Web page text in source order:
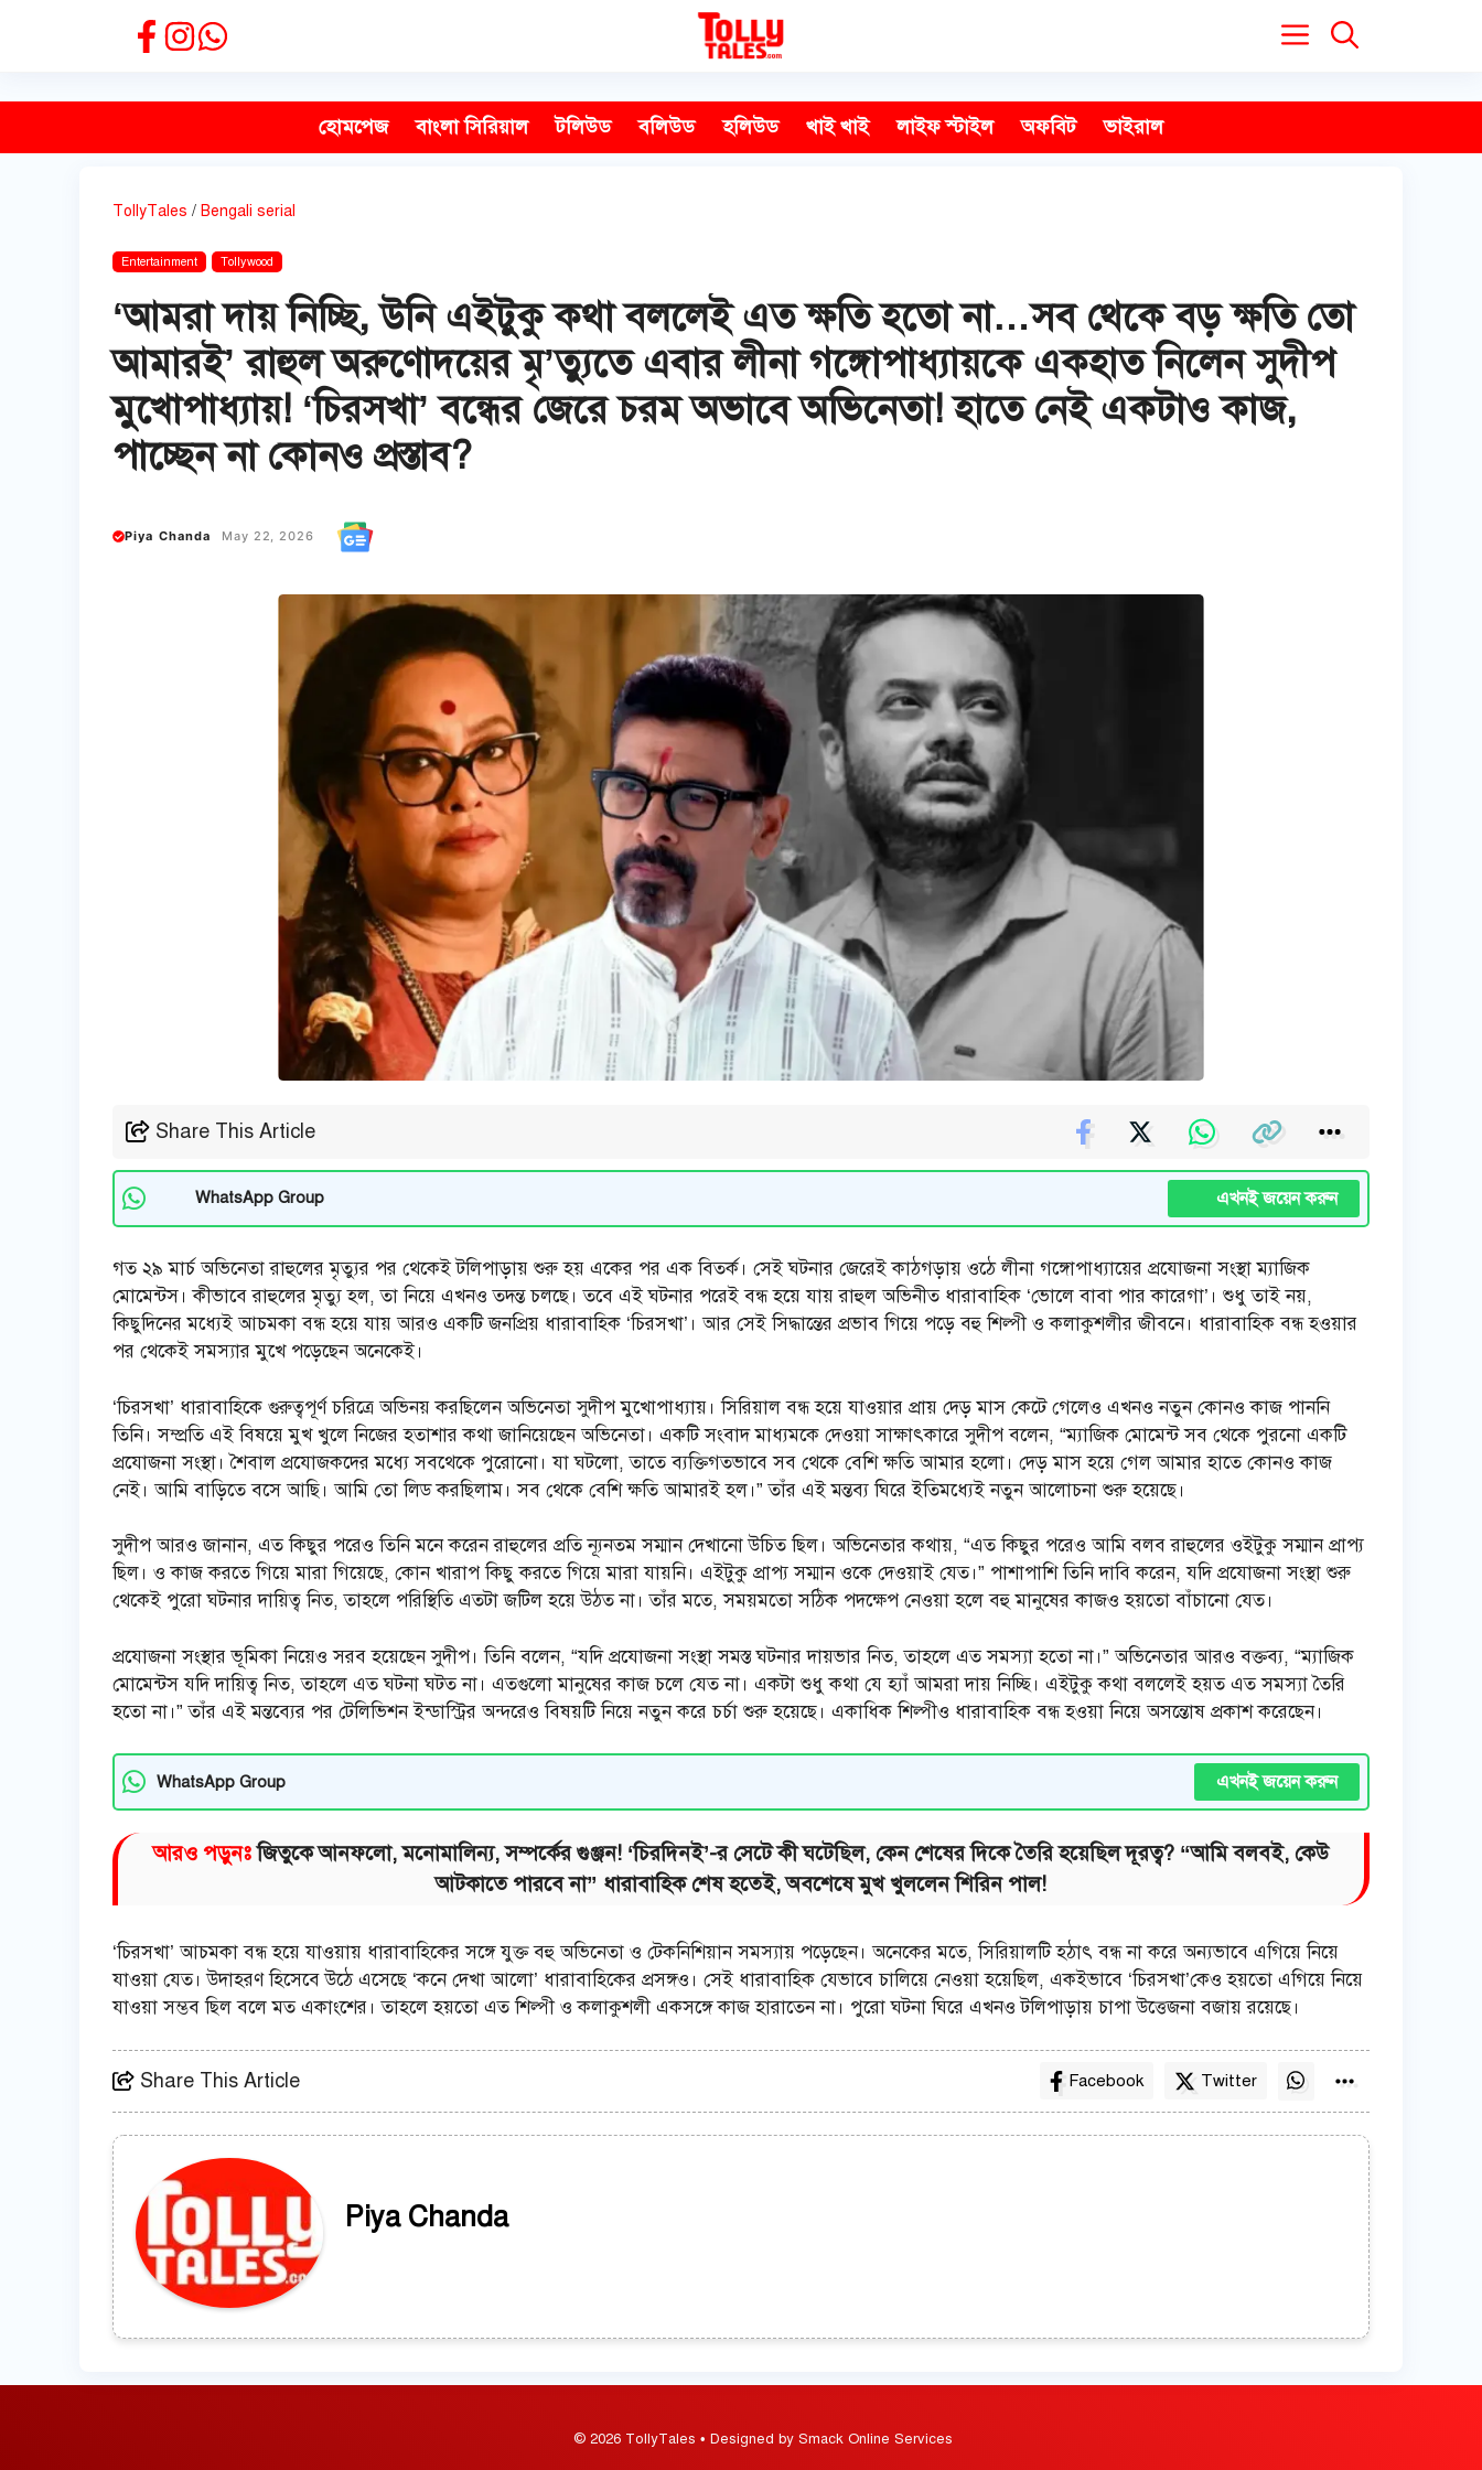
হোমপেজ বাংলা সিরিয়াল টলিউড বলিউড হলিউড খাই খাই লাইফ স্টাইল অফবিট ভাইরাল
TollyTales / Bengali serial
Entertainment Tollywood
‘আমরা দায় নিচ্ছি, উনি এইটুকু কথা বললেই এত ক্ষতি হতো না…সব থেকে বড় ক্ষতি তো
আমারই’ রাহুল অরুণোদয়ের মৃ’ত্যুতে এবার লীনা গঙ্গোপাধ্যায়কে একহাত নিলেন সুদীপ
মুখোপাধ্যায়! ‘চিরসখা’ বন্ধের জেরে চরম অভাবে অভিনেতা! হাতে নেই একটাও কাজ,
পাচ্ছেন না কোনও প্রস্তাব?
Piya Chanda May 22, 2026
Share This Article
WhatsApp Group এখনই জয়েন করুন
গত ২৯ মার্চ অভিনেতা রাহুলের মৃত্যুর পর থেকেই টলিপাড়ায় শুরু হয় একের পর এক বিতর্ক। সেই ঘটনার জেরেই কাঠগড়ায় ওঠে লীনা গঙ্গোপাধ্যায়ের প্রযোজনা সংস্থা ম্যাজিক
মোমেন্টস। কীভাবে রাহুলের মৃত্যু হল, তা নিয়ে এখনও তদন্ত চলছে। তবে এই ঘটনার পরেই বন্ধ হয়ে যায় রাহুল অভিনীত ধারাবাহিক ‘ভোলে বাবা পার কারেগা’। শুধু তাই নয়,
কিছুদিনের মধ্যেই আচমকা বন্ধ হয়ে যায় আরও একটি জনপ্রিয় ধারাবাহিক ‘চিরসখা’। আর সেই সিদ্ধান্তের প্রভাব গিয়ে পড়ে বহু শিল্পী ও কলাকুশলীর জীবনে। ধারাবাহিক বন্ধ হওয়ার
পর থেকেই সমস্যার মুখে পড়েছেন অনেকেই।
‘চিরসখা’ ধারাবাহিকে গুরুত্বপূর্ণ চরিত্রে অভিনয় করছিলেন অভিনেতা সুদীপ মুখোপাধ্যায়। সিরিয়াল বন্ধ হয়ে যাওয়ার প্রায় দেড় মাস কেটে গেলেও এখনও নতুন কোনও কাজ পাননি
তিনি। সম্প্রতি এই বিষয়ে মুখ খুলে নিজের হতাশার কথা জানিয়েছেন অভিনেতা। একটি সংবাদ মাধ্যমকে দেওয়া সাক্ষাৎকারে সুদীপ বলেন, “ম্যাজিক মোমেন্ট সব থেকে পুরনো একটি
প্রযোজনা সংস্থা। শৈবাল প্রযোজকদের মধ্যে সবথেকে পুরোনো। যা ঘটলো, তাতে ব্যক্তিগতভাবে সব থেকে বেশি ক্ষতি আমার হলো। দেড় মাস হয়ে গেল আমার হাতে কোনও কাজ
নেই। আমি বাড়িতে বসে আছি। আমি তো লিড করছিলাম। সব থেকে বেশি ক্ষতি আমারই হল।” তাঁর এই মন্তব্য ঘিরে ইতিমধ্যেই নতুন আলোচনা শুরু হয়েছে।
সুদীপ আরও জানান, এত কিছুর পরেও তিনি মনে করেন রাহুলের প্রতি ন্যূনতম সম্মান দেখানো উচিত ছিল। অভিনেতার কথায়, “এত কিছুর পরেও আমি বলব রাহুলের ওইটুকু সম্মান প্রাপ্য
ছিল। ও কাজ করতে গিয়ে মারা গিয়েছে, কোন খারাপ কিছু করতে গিয়ে মারা যায়নি। এইটুকু প্রাপ্য সম্মান ওকে দেওয়াই যেত।” পাশাপাশি তিনি দাবি করেন, যদি প্রযোজনা সংস্থা শুরু
থেকেই পুরো ঘটনার দায়িত্ব নিত, তাহলে পরিস্থিতি এতটা জটিল হয়ে উঠত না। তাঁর মতে, সময়মতো সঠিক পদক্ষেপ নেওয়া হলে বহু মানুষের কাজও হয়তো বাঁচানো যেত।
প্রযোজনা সংস্থার ভূমিকা নিয়েও সরব হয়েছেন সুদীপ। তিনি বলেন, “যদি প্রযোজনা সংস্থা সমস্ত ঘটনার দায়ভার নিত, তাহলে এত সমস্যা হতো না।” অভিনেতার আরও বক্তব্য, “ম্যাজিক
মোমেন্টস যদি দায়িত্ব নিত, তাহলে এত ঘটনা ঘটত না। এতগুলো মানুষের কাজ চলে যেত না। একটা শুধু কথা যে হ্যাঁ আমরা দায় নিচ্ছি। এইটুকু কথা বললেই হয়ত এত সমস্যা তৈরি
হতো না।” তাঁর এই মন্তব্যের পর টেলিভিশন ইন্ডাস্ট্রির অন্দরেও বিষয়টি নিয়ে নতুন করে চর্চা শুরু হয়েছে। একাধিক শিল্পীও ধারাবাহিক বন্ধ হওয়া নিয়ে অসন্তোষ প্রকাশ করেছেন।
WhatsApp Group এখনই জয়েন করুন
আরও পড়ুনঃজিতুকে আনফলো, মনোমালিন্য, সম্পর্কের গুঞ্জন! ‘চিরদিনই’-র সেটে কী ঘটেছিল, কেন শেষের দিকে তৈরি হয়েছিল দূরত্ব? “আমি বলবই, কেউ
আটকাতে পারবে না” ধারাবাহিক শেষ হতেই, অবশেষে মুখ খুললেন শিরিন পাল!
‘চিরসখা’ আচমকা বন্ধ হয়ে যাওয়ায় ধারাবাহিকের সঙ্গে যুক্ত বহু অভিনেতা ও টেকনিশিয়ান সমস্যায় পড়েছেন। অনেকের মতে, সিরিয়ালটি হঠাৎ বন্ধ না করে অন্যভাবে এগিয়ে নিয়ে
যাওয়া যেত। উদাহরণ হিসেবে উঠে এসেছে ‘কনে দেখা আলো’ ধারাবাহিকের প্রসঙ্গও। সেই ধারাবাহিক যেভাবে চালিয়ে নেওয়া হয়েছিল, একইভাবে ‘চিরসখা’কেও হয়তো এগিয়ে নিয়ে
যাওয়া সম্ভব ছিল বলে মত একাংশের। তাহলে হয়তো এত শিল্পী ও কলাকুশলী একসঙ্গে কাজ হারাতেন না। পুরো ঘটনা ঘিরে এখনও টলিপাড়ায় চাপা উত্তেজনা বজায় রয়েছে।
Share This Article Facebook Twitter
Piya Chanda
© 2026 TollyTales • Designed by Smack Online Services